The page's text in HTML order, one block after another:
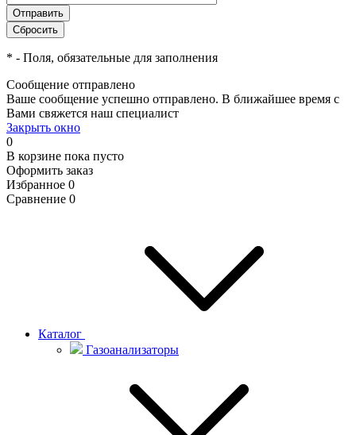
* - Поля, обязательные для заполнения
Сообщение отправлено
Ваше сообщение успешно отправлено. В ближайшее время с
Вами свяжется наш специалист
Закрыть окно
0
В корзине пока пусто
Оформить заказ
Избранное 0
Сравнение 0
Каталог
Газоанализаторы